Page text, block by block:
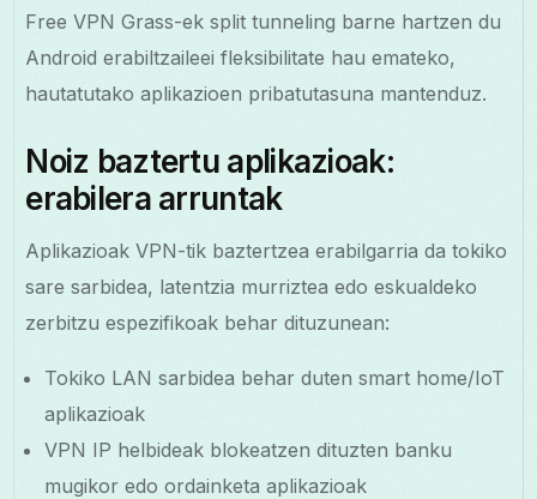
Free VPN Grass-ek split tunneling barne hartzen du
Android erabiltzaileei fleksibilitate hau emateko,
hautatutako aplikazioen pribatutasuna mantenduz.
Noiz baztertu aplikazioak:
erabilera arruntak
Aplikazioak VPN-tik baztertzea erabilgarria da tokiko
sare sarbidea, latentzia murriztea edo eskualdeko
zerbitzu espezifikoak behar dituzunean:
Tokiko LAN sarbidea behar duten smart home/IoT
aplikazioak
VPN IP helbideak blokeatzen dituzten banku
mugikor edo ordainketa aplikazioak